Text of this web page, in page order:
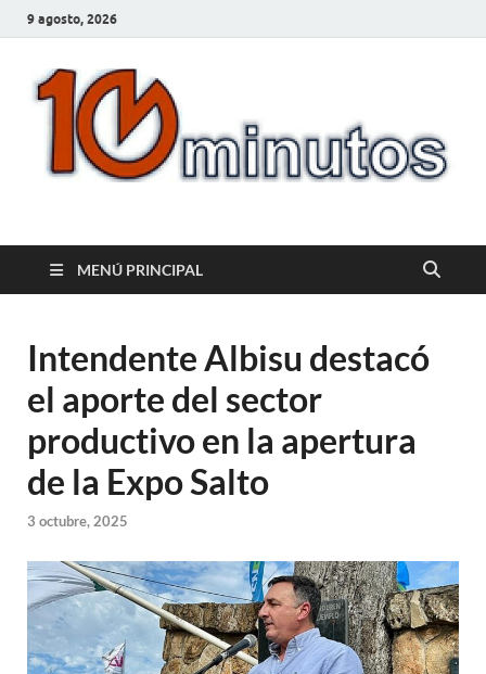
9 agosto, 2026
10minutos.com.uy
MENÚ PRINCIPAL
Intendente Albisu destacó
el aporte del sector
productivo en la apertura
de la Expo Salto
3 octubre, 2025